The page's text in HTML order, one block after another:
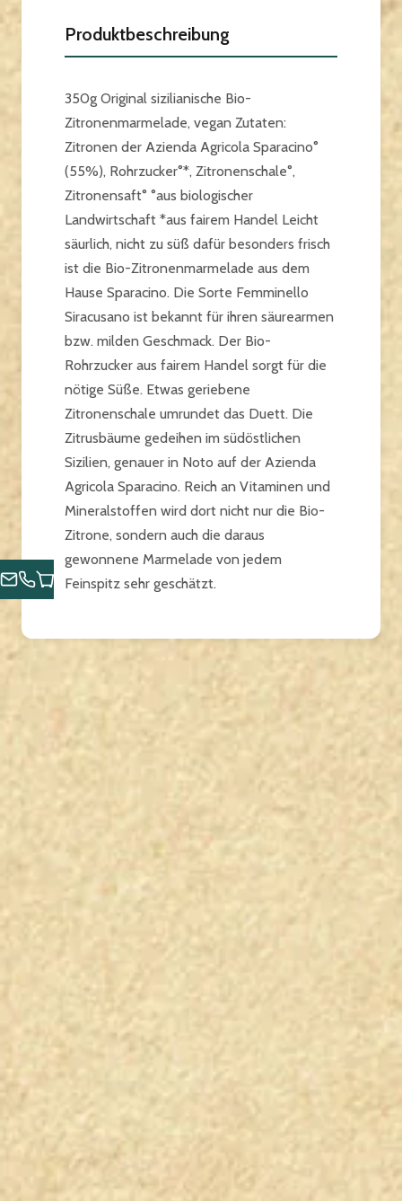
Produktbeschreibung
350g Original sizilianische Bio-
Zitronenmarmelade, vegan Zutaten:
Zitronen der Azienda Agricola Sparacino°
(55%), Rohrzucker°*, Zitronenschale°,
Zitronensaft° °aus biologischer
Landwirtschaft *aus fairem Handel Leicht
säurlich, nicht zu süß dafür besonders frisch
ist die Bio-Zitronenmarmelade aus dem
Hause Sparacino. Die Sorte Femminello
Siracusano ist bekannt für ihren säurearmen
bzw. milden Geschmack. Der Bio-
Rohrzucker aus fairem Handel sorgt für die
nötige Süße. Etwas geriebene
Zitronenschale umrundet das Duett. Die
Zitrusbäume gedeihen im südöstlichen
Sizilien, genauer in Noto auf der Azienda
Agricola Sparacino. Reich an Vitaminen und
Mineralstoffen wird dort nicht nur die Bio-
Zitrone, sondern auch die daraus
gewonnene Marmelade von jedem
Feinspitz sehr geschätzt.